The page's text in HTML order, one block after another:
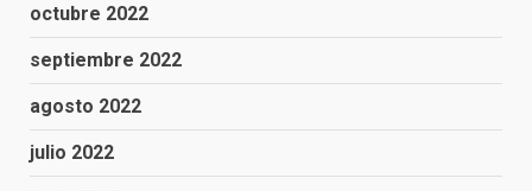
octubre 2022
septiembre 2022
agosto 2022
julio 2022